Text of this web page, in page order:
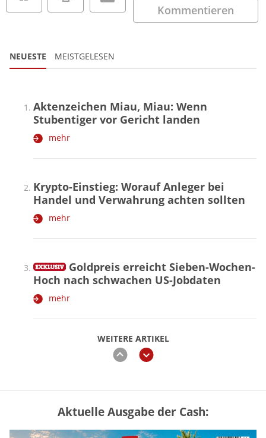
Kommentieren
NEUESTE MEISTGELESEN
WEITERE ARTIKEL
zurückweiter
Aktenzeichen Miau, Miau: Wenn
Stubentiger vor Gericht landen
mehr
Krypto-Einstieg: Worauf Anleger bei
Handel und Verwahrung achten sollten
mehr
Goldpreis erreicht Sieben-Wochen-
Hoch nach schwachen US-Jobdaten
mehr
Vermieter-Zutritt: Wann Mieter
die Wohnung öffnen müssen
Aktuelle Ausgabe der Cash: